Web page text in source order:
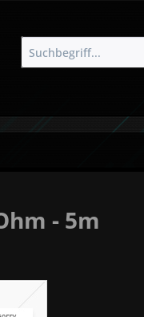
- 5m